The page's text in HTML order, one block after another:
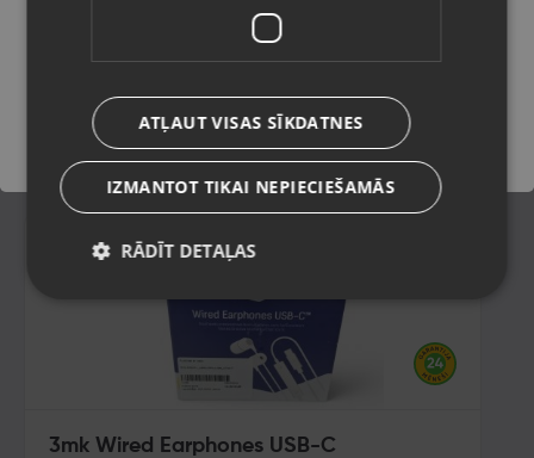
Stāvoklis Lietots (Garantija 6 mēneši)
45.00€
3mk Wired Earphones USB-C
Saglabāt
ATĻAUT VISAS SĪKDATNES
IZMANTOT TIKAI NEPIECIEŠAMĀS
RĀDĪT DETAĻAS